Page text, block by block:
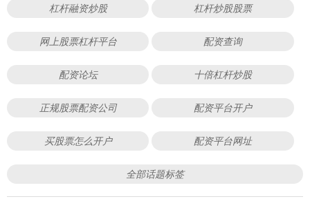
杠杆融资炒股 杠杆炒股股票
网上股票杠杆平台 配资查询
配资论坛 十倍杠杆炒股
正规股票配资公司 配资平台开户
买股票怎么开户 配资平台网址
全部话题标签